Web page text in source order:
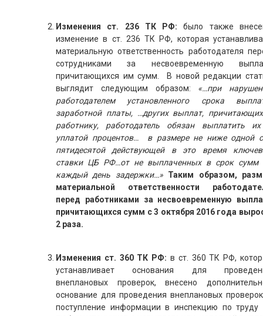
Изменения ст. 236 ТК РФ: было также
изменение в ст. 236 ТК РФ, которая
материальную ответственность работодателя
сотрудниками за несвоевременную
причитающихся им сумм. В новой редакции
выглядит следующим образом: «…при
работодателем установленного срока
заработной платы, …других выплат,
работнику, работодатель обязан выплатить
уплатой процентов… в размере не ниже одной
пятидесятой действующей в это время
ставки ЦБ РФ…от не выплаченных в срок сумм
каждый день задержки…» Таким образом,
материальной ответственности
перед работниками за несвоевременную
причитающихся сумм с 3 октября 2016 года
2 раза.
Изменения ст. 360 ТК РФ: в ст. 360 ТК РФ,
устанавливает основания для
внеплановых проверок, внесено
основание для проведения внеплановых
поступление информации в инспекцию по труду